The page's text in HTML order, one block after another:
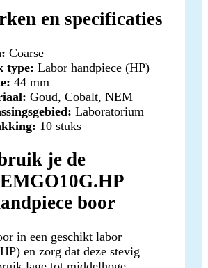
en specificaties
Coarse
type: Labor handpiece (HP)
44 mm
Goud, Cobalt, NEM
Laboratorium
10 stuks
je de
boor
in een geschikt labor
en zorg dat deze stevig